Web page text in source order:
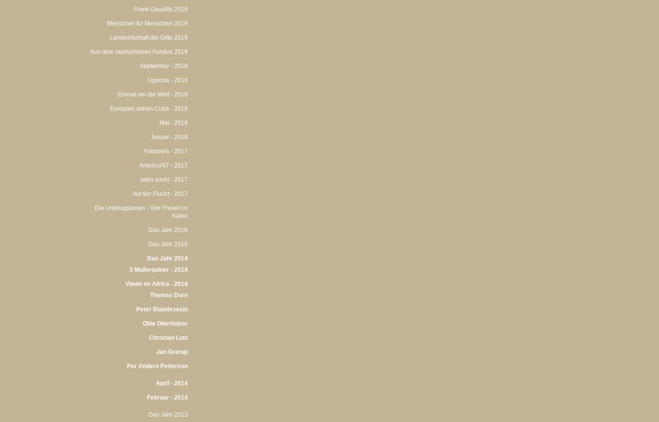
Frank Gaudlitz 2019
Menschen für Menschen 2019
Landwirtschaft der Gifte 2019
Aus dem zephyrischen Fundus 2019
September - 2018
Uganda - 2018
Einmal um die Welt - 2018
Europäer sehen Cuba - 2018
Mai - 2018
Januar - 2018
Fotopreis - 2017
America'67 - 2017
sehn sucht - 2017
Auf der Flucht - 2017
Die Unbeugsamen - Vier Frauen in
Kabul
Das Jahr 2016
Das Jahr 2015
Das Jahr 2014
3 Mallorquiner - 2014
Views on Africa - 2014
Thomas Dorn
Peter Bialobrzeski
Obie Oberholzer
Christian Lutz
Jan Grarup
Per Anders Petterson
April - 2014
Februar - 2014
Das Jahr 2013